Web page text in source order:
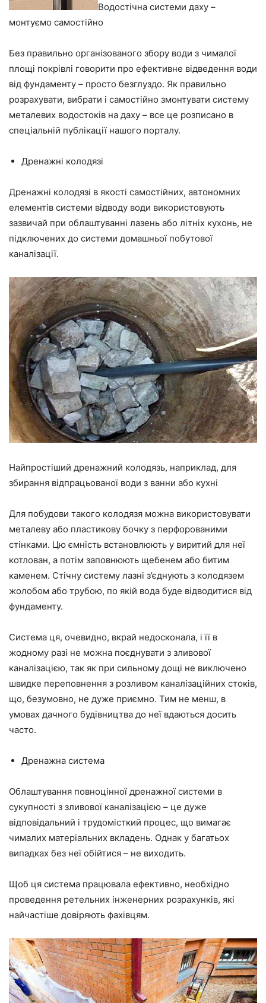
Водостічна системи даху –
монтуємо самостійно
Без правильно організованого збору води з чималої
площі покрівлі говорити про ефективне відведення води
від фундаменту – просто безглуздо. Як правильно
розрахувати, вибрати і самостійно змонтувати систему
металевих водостоків на даху – все це розписано в
спеціальній публікації нашого порталу.
Дренажні колодязі
Дренажні колодязі в якості самостійних, автономних
елементів системи відводу води використовують
зазвичай при облаштуванні лазень або літніх кухонь, не
підключених до системи домашньої побутової
каналізації.
Найпростіший дренажний колодязь, наприклад, для
збирання відпрацьованої води з ванни або кухні
Для побудови такого колодязя можна використовувати
металеву або пластикову бочку з перфорованими
стінками. Цю ємність встановлюють у виритий для неї
котлован, а потім заповнюють щебенем або битим
каменем. Стічну систему лазні з’єднують з колодязем
жолобом або трубою, по якій вода буде відводитися від
фундаменту.
Система ця, очевидно, вкрай недосконала, і її в
жодному разі не можна поєднувати з зливової
каналізацією, так як при сильному дощі не виключено
швидке переповнення з розливом каналізаційних стоків,
що, безумовно, не дуже приємно. Тим не менш, в
умовах дачного будівництва до неї вдаються досить
часто.
Дренажна система
Облаштування повноцінної дренажної системи в
сукупності з зливової каналізацією – це дуже
відповідальний і трудомісткий процес, що вимагає
чималих матеріальних вкладень. Однак у багатьох
випадках без неї обійтися – не виходить.
Щоб ця система працювала ефективно, необхідно
проведення ретельних інженерних розрахунків, які
найчастіше довіряють фахівцям.